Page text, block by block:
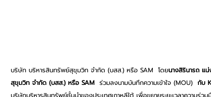
บริษัท บริหารสินทรัพย์สุขุมวิท จำกัด (บสส.) หรือ SAM  โดยนางสิรินารถ แ
สุขุมวิท จำกัด (บสส.) หรือ SAM ร่วมลงนามบันทึกความเข้าใจ (MOU) กับ